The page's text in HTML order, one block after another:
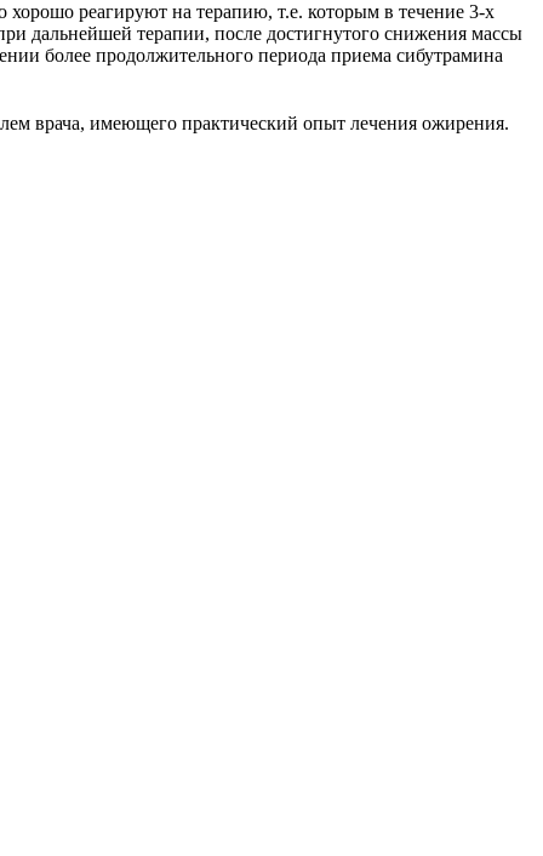
реагируют на терапию, т.е. которым в течение 3‑х
дальнейшей терапии, после достигнутого снижения массы
более продолжительного периода приема сибутрамина
врача, имеющего практический опыт лечения ожирения.